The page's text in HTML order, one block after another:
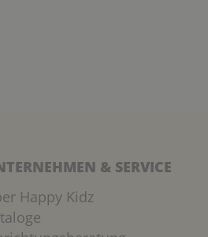
& SERVICE
Happy Kidz